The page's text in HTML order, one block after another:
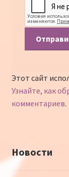
Этот сайт
Узнайте, как
комментариев.
Новости